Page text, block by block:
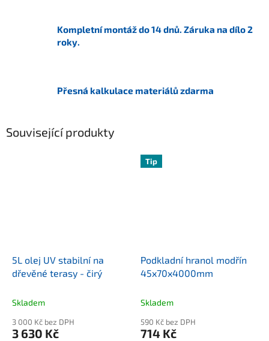
Kompletní montáž do 14 dnů. Záruka na dílo 2
roky.
Přesná kalkulace materiálů zdarma
Související produkty
5L olej UV stabilní na
dřevěné terasy - čirý
Skladem
3 000 Kč bez DPH
3 630 Kč
Tip
Podkladní hranol modřín
45x70x4000mm
Skladem
590 Kč bez DPH
714 Kč